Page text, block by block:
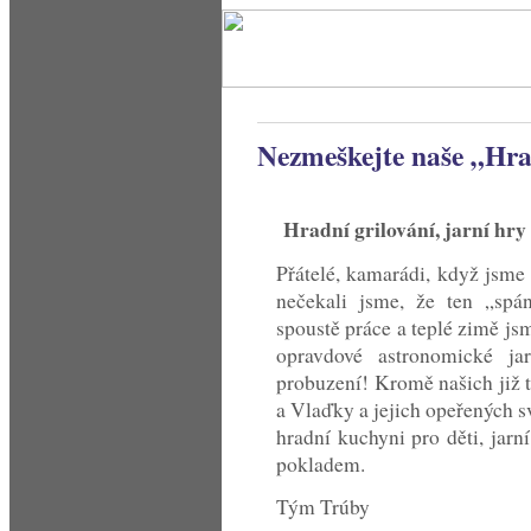
Nezmeškejte naše
Hradní grilování, jarní hry
Přátelé, kamarádi, když
nečekali jsme, že ten
spoustě práce a teplé zimě
opravdové
probuzení! Kromě našich již
a Vlaďky a jejich opeřených
hradní kuchyni pro děti,
pokladem.
Tým Trúby